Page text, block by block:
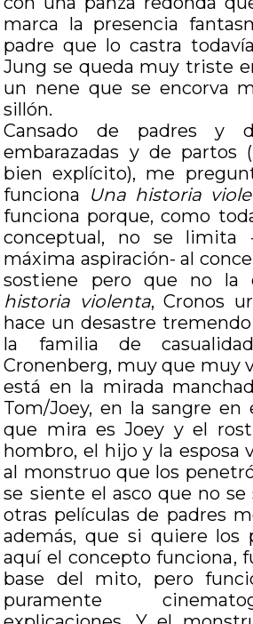
marca la presencia
padre que lo castra
Jung se queda muy triste
un nene que se encorva
sillón.
Cansado de padres y
embarazadas y de partos
bien explícito), me
funciona Una historia
funciona porque, como
conceptual, no se limita
máxima aspiración- al
sostiene pero que no la
historia violenta, Cronos
hace un desastre
la familia de
Cronenberg, muy que muy
está en la mirada
Tom/Joey, en la sangre en
que mira es Joey y el
hombro, el hijo y la esposa
al monstruo que los
se siente el asco que no
otras películas de padres
además, que si quiere los
aquí el concepto funciona,
base del mito, pero
puramente